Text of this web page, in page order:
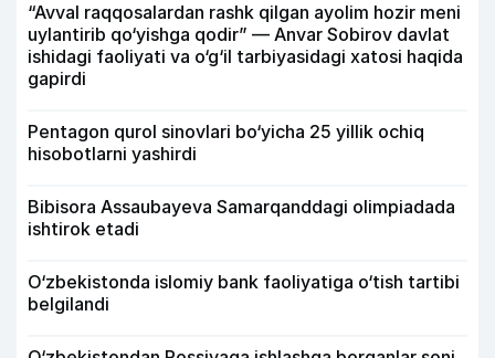
“Avval raqqosalardan rashk qilgan ayolim hozir meni
uylantirib qo‘yishga qodir” — Anvar Sobirov davlat
ishidagi faoliyati va o‘g‘il tarbiyasidagi xatosi haqida
gapirdi
Pentagon qurol sinovlari bo‘yicha 25 yillik ochiq
hisobotlarni yashirdi
Bibisora Assaubayeva Samarqanddagi olimpiadada
ishtirok etadi
O‘zbekistonda islomiy bank faoliyatiga o‘tish tartibi
belgilandi